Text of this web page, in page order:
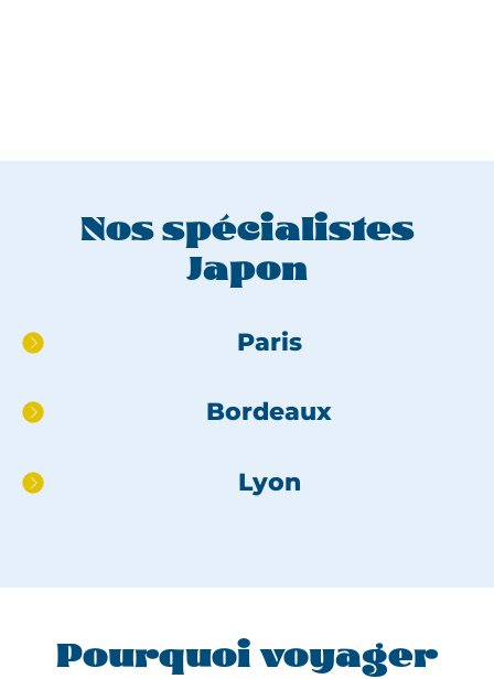
Nos spécialistes
Japon
Aller
pied
Paris
Bordeaux
Lyon
Pourquoi voyager